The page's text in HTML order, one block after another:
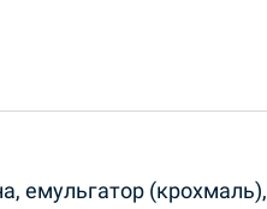
емульгатор (крохмаль),